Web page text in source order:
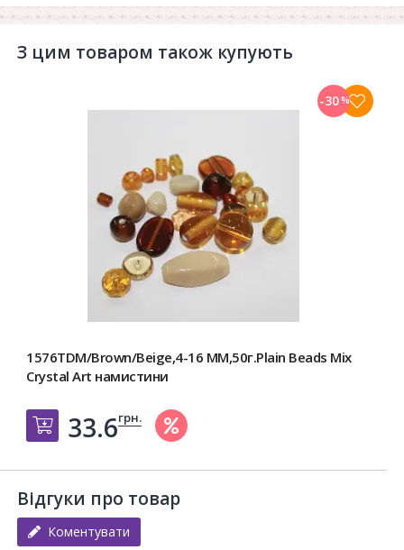
З цим товаром також купують
1576TDM/Brown/Beige,4-16 MM,50г.Plain Beads Mix
Crystal Art намистини
Добавить в корзину
33.6грн.
-30%
Відгуки про товар
Коментувати